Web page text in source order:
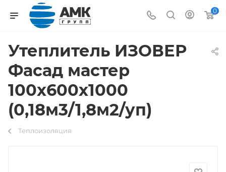
0
Утеплитель ИЗОВЕР
Фасад мастер
100х600х1000
(0,18м3/1,8м2/уп)
Теплоизоляция